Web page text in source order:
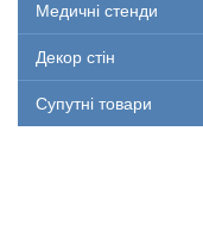
Медичні стенди
Декор стін
Супутні товари